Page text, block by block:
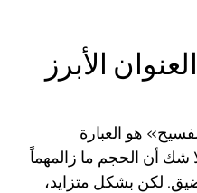
الأبرز
هو العبارة
شك أن الحجم ما زالمهماً
لكن بشكل متزايد،